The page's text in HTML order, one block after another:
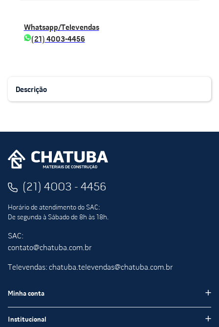
Whatsapp/Televendas
(21) 4003-4456
Descrição
(21) 4003 - 4456
Horário de atendimento do SAC:
De segunda à Sábado de 8h às 18h.
SAC:
contato@chatuba.com.br
Televendas: chatuba.televendas@chatuba.com.br
Minha conta
Institucional